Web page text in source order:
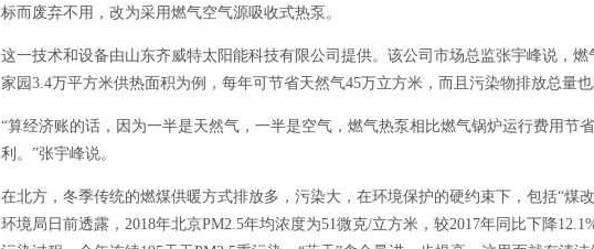
标而废弃不用，改为采用燃气空气源吸收式热泵。
这一技术和设备由山东齐威特太阳能科技有限公司提供。该公司市场总监张宇峰说，
家园3.4万平方米供热面积为例，每年可节省天然气45万立方米，而且污染物排放总量
“算经济账的话，因为一半是天然气，一半是空气，燃气热泵相比燃气锅炉运行费用节
利。”张宇峰说。
在北方，冬季传统的燃煤供暖方式排放多，污染大，在环境保护的硬约束下，包括“煤
环境局日前透露，2018年北京PM2.5年均浓度为51微克/立方米，较2017年同比下降